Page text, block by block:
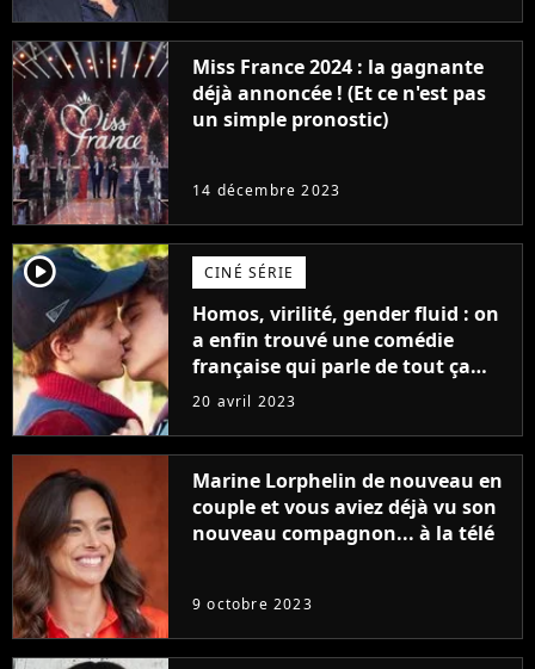
Miss France 2024 : la gagnante
déjà annoncée ! (Et ce n'est pas
un simple pronostic)
14 décembre 2023
player2 CINÉ SÉRIE
Homos, virilité, gender fluid : on
a enfin trouvé une comédie
française qui parle de tout ça
sans être super ringarde
20 avril 2023
Marine Lorphelin de nouveau en
couple et vous aviez déjà vu son
nouveau compagnon... à la télé
9 octobre 2023